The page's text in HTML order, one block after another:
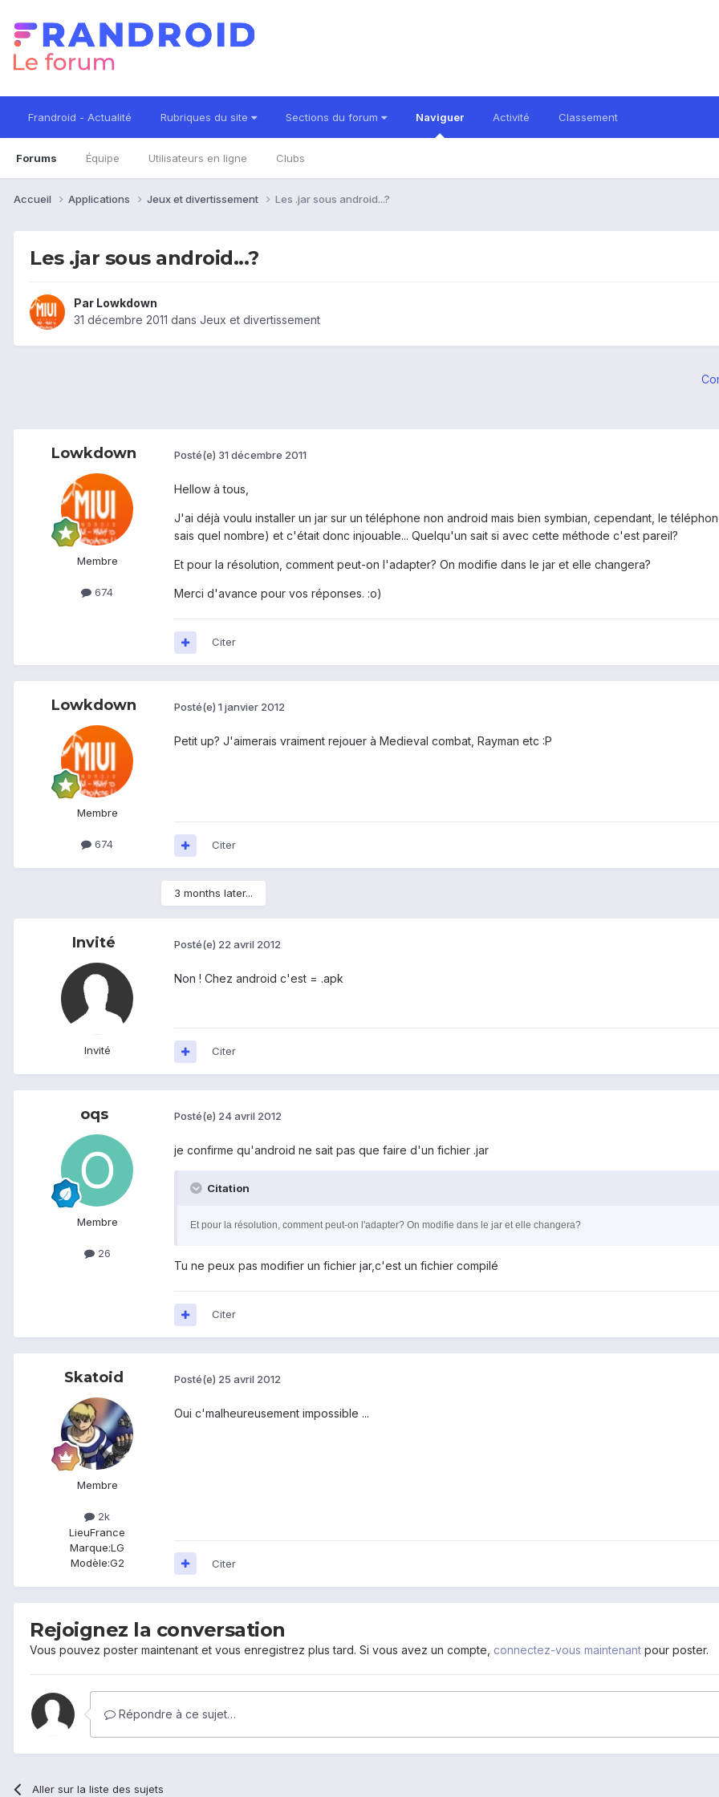
Frandroid - Actualité Rubriques du site Sections du forum Naviguer
Forums Équipe Utilisateurs en ligne Clubs
Activité Classement
Accueil Applications Jeux et divertissement Les .jar sous android...?
Les .jar sous android...?
Par Lowkdown
31 décembre 2011 dans Jeux et divertissement
Lowkdown
Membre
674
Posté(e) 31 décembre 2011
Hellow à tous,
J'ai déjà voulu installer un jar sur un téléphone non android mais bien symbian, cependant, le
sais quel nombre) et c'était donc injouable... Quelqu'un sait si avec cette méthode c'est pareil?
Et pour la résolution, comment peut-on l'adapter? On modifie dans le jar et elle changera?
Merci d'avance pour vos réponses. :o)
Citer
Lowkdown
Membre
674
Posté(e) 1 janvier 2012
Petit up? J'aimerais vraiment rejouer à Medieval combat, Rayman etc :P
Citer
3 months later...
Invité
Invité
Posté(e) 22 avril 2012
Non ! Chez android c'est = .apk
Citer
oqs
Membre
26
Posté(e) 24 avril 2012
je confirme qu'android ne sait pas que faire d'un fichier .jar
Citation
Et pour la résolution, comment peut-on l'adapter? On modifie dans le jar et elle changera?
Tu ne peux pas modifier un fichier jar,c'est un fichier compilé
Citer
Skatoid
Membre
2k
LieuFrance
Marque:LG
Modèle:G2
Posté(e) 25 avril 2012
Oui c'malheureusement impossible ...
Citer
Rejoignez la conversation
Vous pouvez poster maintenant et vous enregistrez plus tard. Si vous avez un compte, connectez-vous maintenant pour poster.
Répondre à ce sujet…
Aller sur la liste des sujets